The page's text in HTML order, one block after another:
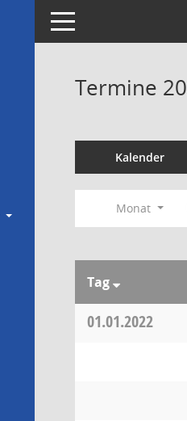
Toggle navigation
Termine
Kalender
Monat
Tag
01.01.2022